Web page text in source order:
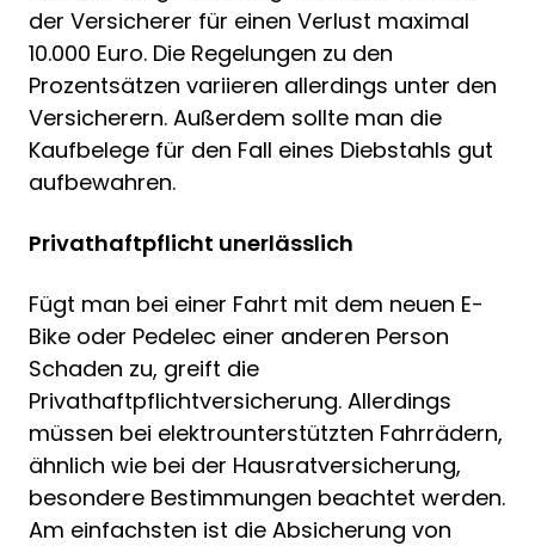
der Versicherer für einen Verlust maximal
10.000 Euro. Die Regelungen zu den
Prozentsätzen variieren allerdings unter den
Versicherern. Außerdem sollte man die
Kaufbelege für den Fall eines Diebstahls gut
aufbewahren.
Privathaftpflicht unerlässlich
Fügt man bei einer Fahrt mit dem neuen E-
Bike oder Pedelec einer anderen Person
Schaden zu, greift die
Privathaftpflichtversicherung. Allerdings
müssen bei elektrounterstützten Fahrrädern,
ähnlich wie bei der Hausratversicherung,
besondere Bestimmungen beachtet werden.
Am einfachsten ist die Absicherung von